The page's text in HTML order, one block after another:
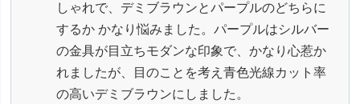
しゃれで、デミブラウンとパープルのどちらに
するか かなり悩みました。パープルはシルバー
の金具が目立ちモダンな印象で、かなり心惹か
れましたが、目のことを考え青色光線カット率
の高いデミブラウンにしました。